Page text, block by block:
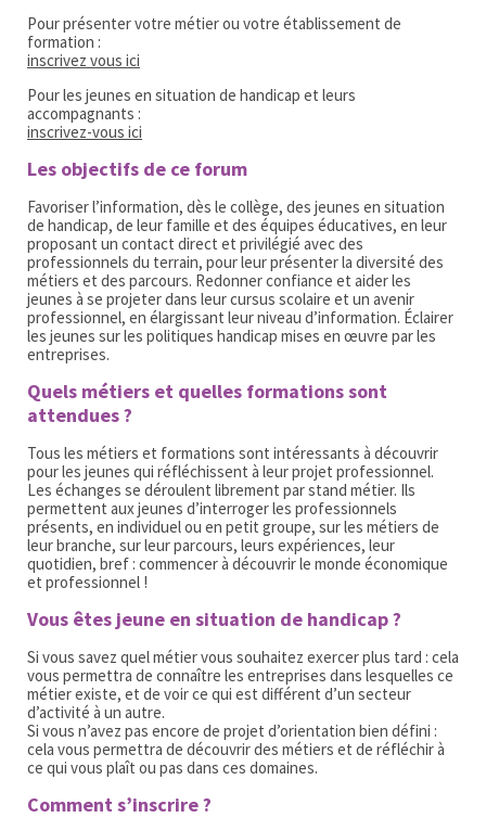
Pour présenter votre métier ou votre établissement de
formation :
inscrivez vous ici
Pour les jeunes en situation de handicap et leurs
accompagnants :
inscrivez-vous ici
Les objectifs de ce forum
Favoriser l’information, dès le collège, des jeunes en situation
de handicap, de leur famille et des équipes éducatives, en leur
proposant un contact direct et privilégié avec des
professionnels du terrain, pour leur présenter la diversité des
métiers et des parcours. Redonner confiance et aider les
jeunes à se projeter dans leur cursus scolaire et un avenir
professionnel, en élargissant leur niveau d’information. Éclairer
les jeunes sur les politiques handicap mises en œuvre par les
entreprises.
Quels métiers et quelles formations sont
attendues ?
Tous les métiers et formations sont intéressants à découvrir
pour les jeunes qui réfléchissent à leur projet professionnel.
Les échanges se déroulent librement par stand métier. Ils
permettent aux jeunes d’interroger les professionnels
présents, en individuel ou en petit groupe, sur les métiers de
leur branche, sur leur parcours, leurs expériences, leur
quotidien, bref : commencer à découvrir le monde économique
et professionnel !
Vous êtes jeune en situation de handicap ?
Si vous savez quel métier vous souhaitez exercer plus tard : cela
vous permettra de connaître les entreprises dans lesquelles ce
métier existe, et de voir ce qui est différent d’un secteur
d’activité à un autre.
Si vous n’avez pas encore de projet d’orientation bien défini :
cela vous permettra de découvrir des métiers et de réfléchir à
ce qui vous plaît ou pas dans ces domaines.
Comment s’inscrire ?